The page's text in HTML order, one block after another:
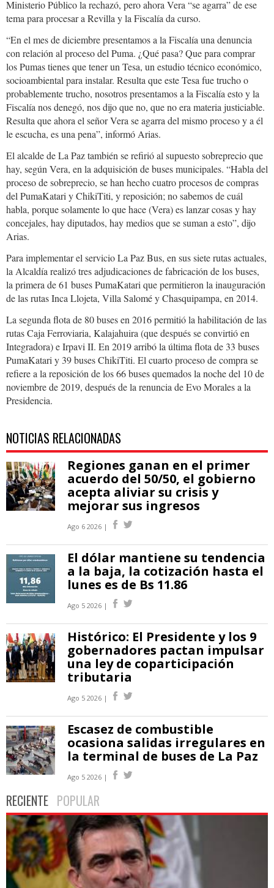
Ministerio Público la rechazó, pero ahora Vera “se agarra” de ese
tema para procesar a Revilla y la Fiscalía da curso.
“En el mes de diciembre presentamos a la Fiscalía una denuncia
con relación al proceso del Puma. ¿Qué pasa? Que para comprar
los Pumas tienes que tener un Tesa, un estudio técnico económico,
socioambiental para instalar. Resulta que este Tesa fue trucho o
probablemente trucho, nosotros presentamos a la Fiscalía esto y la
Fiscalía nos denegó, nos dijo que no, que no era materia justiciable.
Resulta que ahora el señor Vera se agarra del mismo proceso y a él
le escucha, es una pena”, informó Arias.
El alcalde de La Paz también se refirió al supuesto sobreprecio que
hay, según Vera, en la adquisición de buses municipales. “Habla del
proceso de sobreprecio, se han hecho cuatro procesos de compras
del PumaKatari y ChikiTiti, y reposición; no sabemos de cuál
habla, porque solamente lo que hace (Vera) es lanzar cosas y hay
concejales, hay diputados, hay medios que se suman a esto”, dijo
Arias.
Para implementar el servicio La Paz Bus, en sus siete rutas actuales,
la Alcaldía realizó tres adjudicaciones de fabricación de los buses,
la primera de 61 buses PumaKatari que permitieron la inauguración
de las rutas Inca Llojeta, Villa Salomé y Chasquipampa, en 2014.
La segunda flota de 80 buses en 2016 permitió la habilitación de las
rutas Caja Ferroviaria, Kalajahuira (que después se convirtió en
Integradora) e Irpavi II. En 2019 arribó la última flota de 33 buses
PumaKatari y 39 buses ChikiTiti. El cuarto proceso de compra se
refiere a la reposición de los 66 buses quemados la noche del 10 de
noviembre de 2019, después de la renuncia de Evo Morales a la
Presidencia.
NOTICIAS RELACIONADAS
Regiones ganan en el primer
acuerdo del 50/50, el gobierno
acepta aliviar su crisis y
mejorar sus ingresos
Ago 6 2026 |
El dólar mantiene su tendencia
a la baja, la cotización hasta el
lunes es de Bs 11.86
Ago 5 2026 |
Histórico: El Presidente y los 9
gobernadores pactan impulsar
una ley de coparticipación
tributaria
Ago 5 2026 |
Escasez de combustible
ocasiona salidas irregulares en
la terminal de buses de La Paz
Ago 5 2026 |
RECIENTE POPULAR